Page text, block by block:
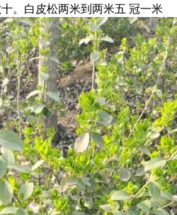
。白皮松两米到两米五 冠一米